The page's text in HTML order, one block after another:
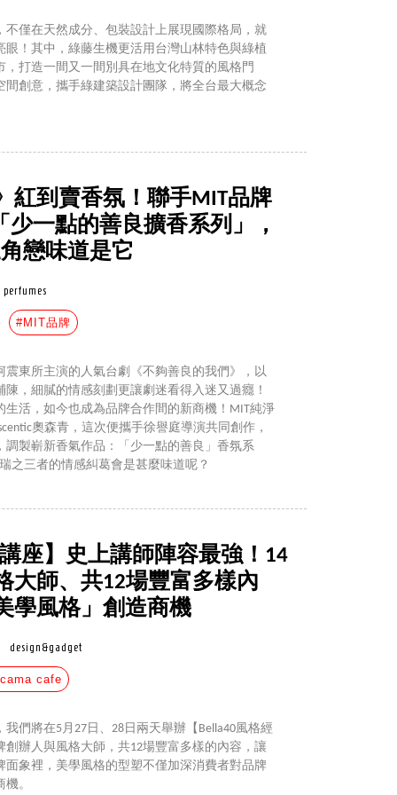
不僅在天然成分、包裝設計上展現國際格局，就
！其中，綠藤生機更活用台灣山林特色與綠植
打造一間又一間別具在地文化特質的風格門
創意，攜手綠建築設計團隊，將全台最大概念
紅到賣香氛！聯手MIT品牌
少一點的善良擴香系列」，
戀味道是它
perfumes
#MIT品牌
東所主演的人氣台劇《不夠善良的我們》，以
，細膩的情感刻劃更讓劇迷看得入迷又過癮！
活，如今也成為品牌合作間的新商機！MIT純淨
奧森青，這次便攜手徐譽庭導演共同創作，
調製嶄新香氣作品：「少一點的善良」香氛系
之三者的情感糾葛會是甚麼味道呢？
座】史上講師陣容最強！14
大師、共12場豐富多樣內
學風格」創造商機
design&gadget
cafe
們將在5月27日、28日兩天舉辦【Bella40風格經
創辦人與風格大師，共12場豐富多樣的內容，讓
象裡，美學風格的型塑不僅加深消費者對品牌
。